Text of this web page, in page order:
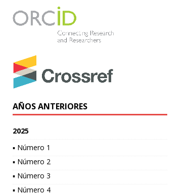
AÑOS ANTERIORES
2025
▪ Número 1
▪ Número 2
▪ Número 3
▪ Número 4